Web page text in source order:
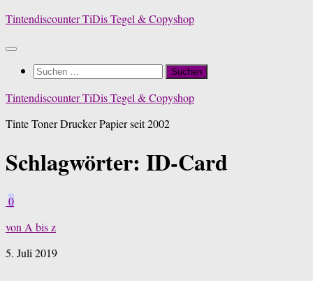
Zum
springen
Tintendiscounter TiDis Tegel & Copyshop
Suchen
Tintendiscounter TiDis Tegel & Copyshop
Tinte Toner Drucker Papier seit 2002
Schlagwörter: ID-Card
0
von A bis z
5. Juli 2019